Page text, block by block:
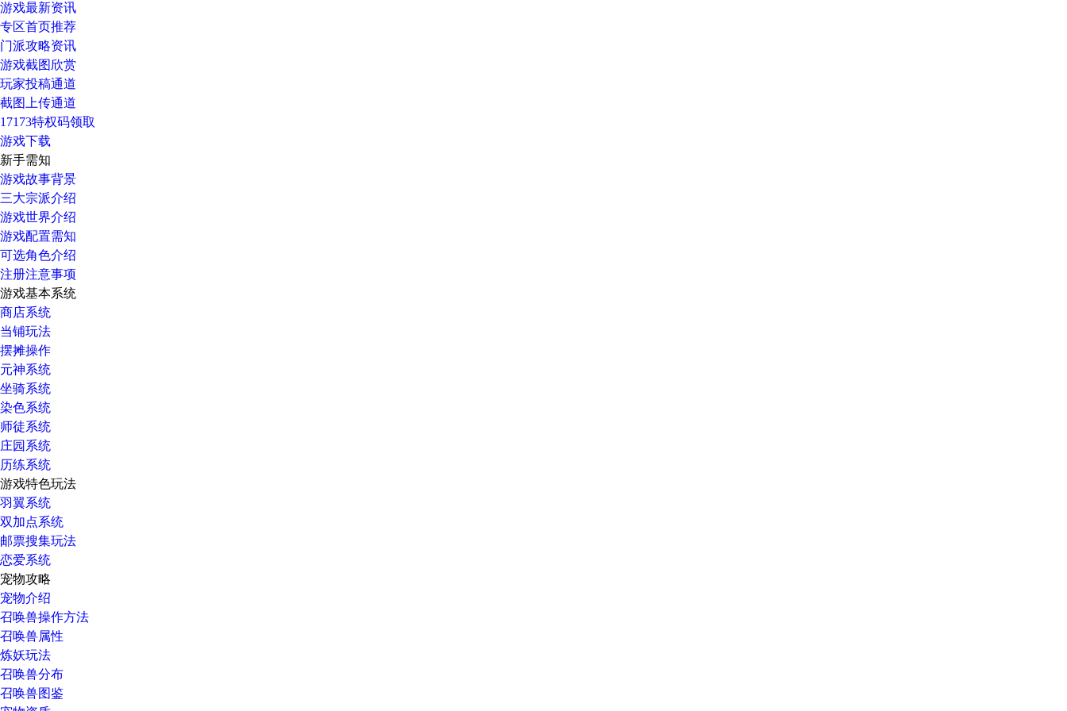
游戏最新资讯
专区首页推荐
门派攻略资讯
游戏截图欣赏
玩家投稿通道
截图上传通道
17173特权码领取
游戏下载
新手需知
游戏故事背景
三大宗派介绍
游戏世界介绍
游戏配置需知
可选角色介绍
注册注意事项
游戏基本系统
商店系统
当铺玩法
摆摊操作
元神系统
坐骑系统
染色系统
师徒系统
庄园系统
历练系统
游戏特色玩法
羽翼系统
双加点系统
邮票搜集玩法
恋爱系统
宠物攻略
宠物介绍
召唤兽操作方法
召唤兽属性
炼妖玩法
召唤兽分布
召唤兽图鉴